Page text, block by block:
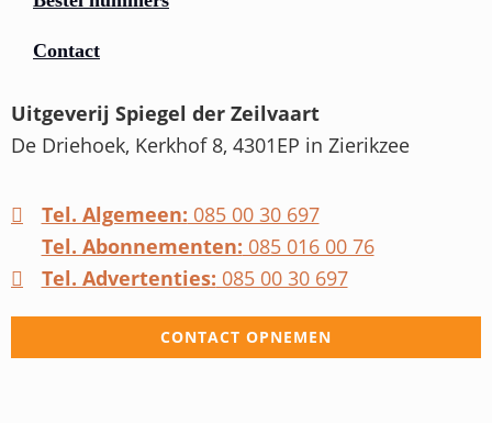
Uitgeverij Spiegel der Zeilvaart
De Driehoek, Kerkhof 8, 4301EP in Zierikzee
Tel. Algemeen: 085 00 30 697
Tel. Abonnementen: 085 016 00 76
Tel. Advertenties: 085 00 30 697
CONTACT OPNEMEN
Contact